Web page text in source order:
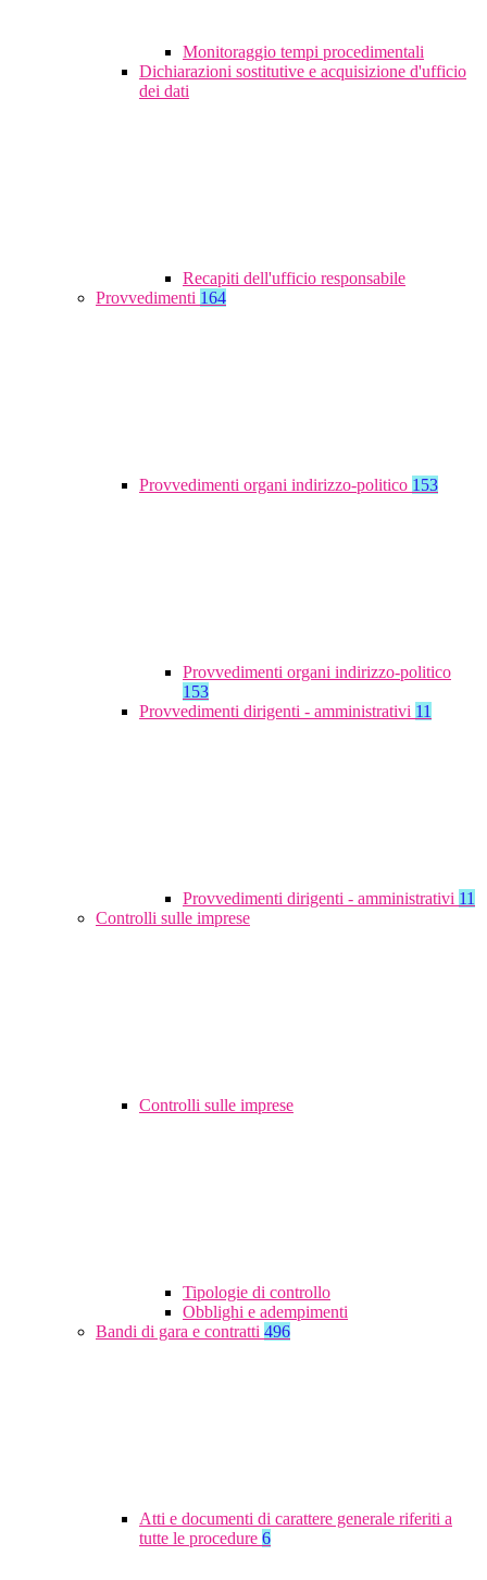
Monitoraggio tempi procedimentali
Dichiarazioni sostitutive e acquisizione d'ufficio
dei dati
Recapiti dell'ufficio responsabile
Provvedimenti 164
Provvedimenti organi indirizzo-politico 153
Provvedimenti organi indirizzo-politico
153
Provvedimenti dirigenti - amministrativi 11
Provvedimenti dirigenti - amministrativi 11
Controlli sulle imprese
Controlli sulle imprese
Tipologie di controllo
Obblighi e adempimenti
Bandi di gara e contratti 496
Atti e documenti di carattere generale riferiti a
tutte le procedure 6